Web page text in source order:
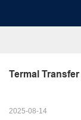
Termal Transfer
2025-08-14